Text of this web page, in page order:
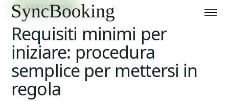
6 APRILE 2026
Requisiti minimi per
iniziare: procedura
semplice per mettersi in
regola